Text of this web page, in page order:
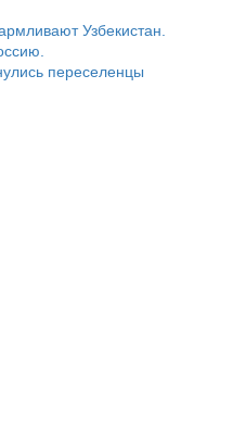
Узбекистан.
переселенцы